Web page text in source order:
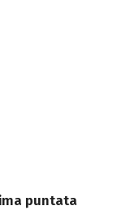
puntata